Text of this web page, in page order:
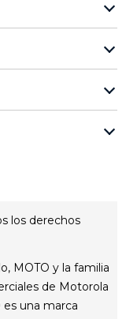
los derechos
MOTO y la familia
de Motorola
es una marca